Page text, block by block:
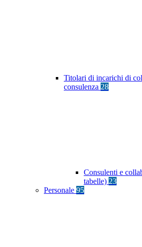
Titolari di incarichi di
consulenza 28
Consulenti e
tabelle) 23
Personale 95